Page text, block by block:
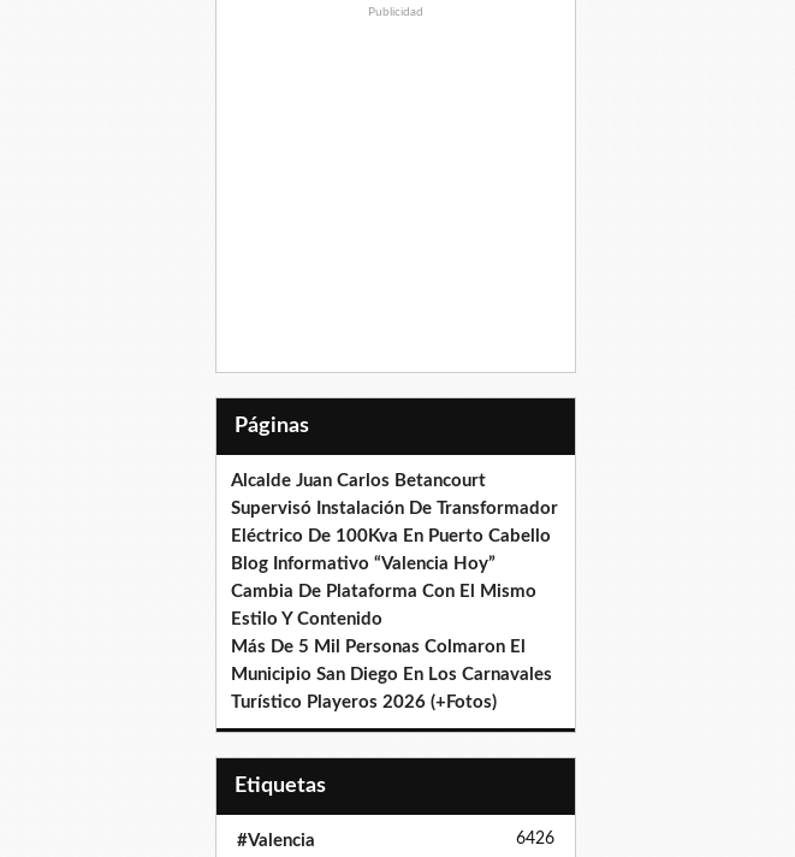
Publicidad
Páginas
Alcalde Juan Carlos Betancourt
Supervisó Instalación De Transformador
Eléctrico De 100Kva En Puerto Cabello
Blog Informativo “Valencia Hoy”
Cambia De Plataforma Con El Mismo
Estilo Y Contenido
Más De 5 Mil Personas Colmaron El
Municipio San Diego En Los Carnavales
Turístico Playeros 2026 (+Fotos)
Etiquetas
#Valencia 6426